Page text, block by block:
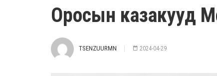
Оросын казакууд
TSENZUURMN 2024-04-29